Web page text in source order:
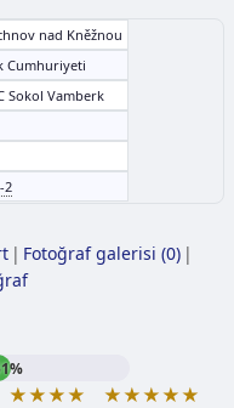
nad Kněžnou
Cumhuriyeti
Sokol Vamberk
2
| Fotoğraf galerisi (0) |
★★★★ ★★★★★